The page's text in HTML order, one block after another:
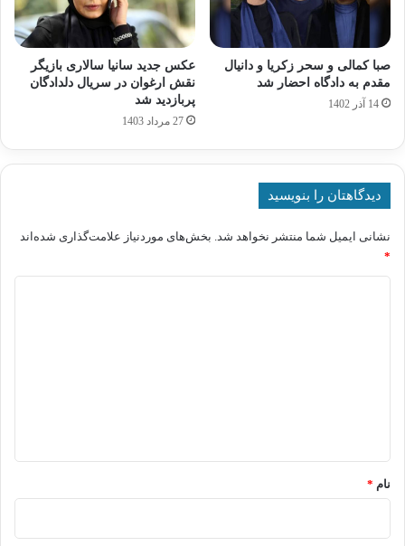
صبا کمالی و سحر زکریا و دانیال
مقدم به دادگاه احضار شد
14 آذر 1402
عکس جدید سانیا سالاری بازیگر
نقش ارغوان در سریال دلدادگان
پربازدید شد
27 مرداد 1403
دیدگاهتان را بنویسید
نشانی ایمیل شما منتشر نخواهد شد. بخش‌های موردنیاز علامت‌گذاری شده‌اند
*
نام *